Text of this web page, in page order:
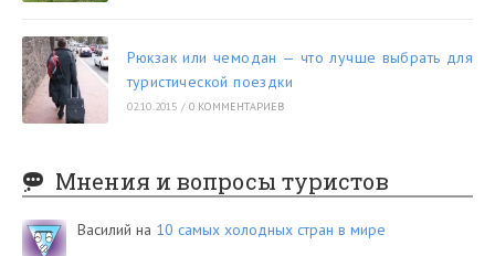
Рюкзак или чемодан — что лучше выбрать для
туристической поездки
02.10.2015 / 0 КОММЕНТАРИЕВ
Мнения и вопросы туристов
Василий на 10 самых холодных стран в мире